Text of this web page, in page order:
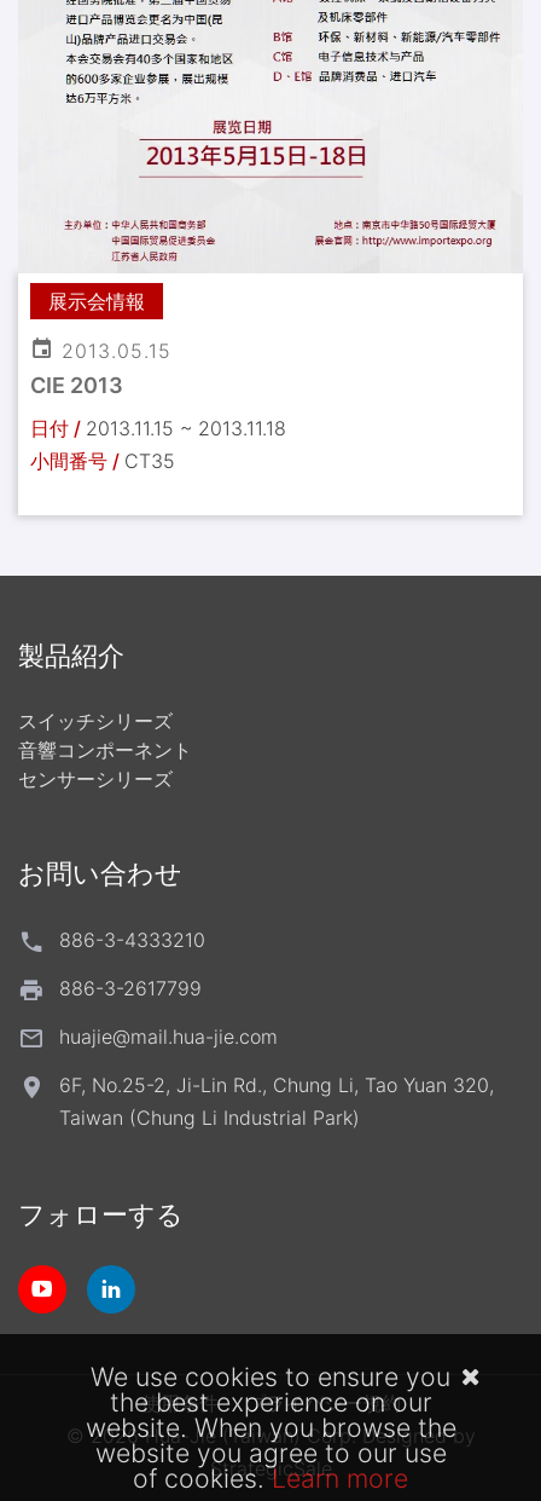
展示会情報
2013.05.15
CIE 2013
日付 / 2013.11.15 ~ 2013.11.18
小間番号 / CT35
製品紹介
スイッチシリーズ
音響コンポーネント
センサーシリーズ
お問い合わせ
886-3-4333210
886-3-2617799
huajie@mail.hua-jie.com
6F, No.25-2, Ji-Lin Rd., Chung Li, Tao Yuan 320,
Taiwan (Chung Li Industrial Park)
フォローする
使用条件
プライバシー規約
© 2026 Hua-Jie (Taiwan) Corp.Designed by
StrategicSale
We use cookies to ensure you
the best experience on our
website. When you browse the
website you agree to our use
of cookies.Learn more